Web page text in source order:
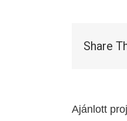
Share
Ajánlott